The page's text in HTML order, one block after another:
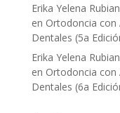
Erika Yelena
en Ortodoncia con
Dentales (5a
Erika Yelena
en Ortodoncia con
Dentales (6a